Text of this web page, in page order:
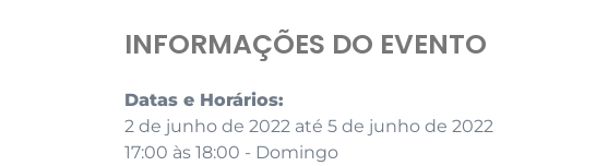
INFORMAÇÕES DO EVENTO
Datas e Horários:
2 de junho de 2022 até 5 de junho de 2022
17:00 às 18:00 - Domingo